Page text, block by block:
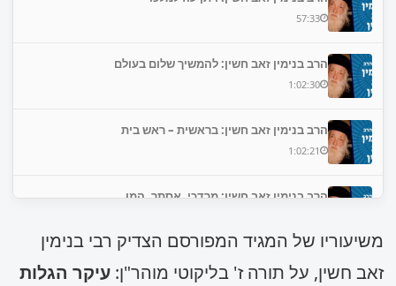
57:33
הרב בנימין זאב חשין: להמשיך שלום בעולם
1:02:30
הרב בנימין זאב חשין: בראשית – ראש בית
1:02:21
הרב בנימין זאב חשין: מרדכי, אסתר, המן
משיעוריו של המגיד המפורסם הצדיק רבי בנימין
זאב חשין, על תורה ז' בליקוטי מוהר"ן: עיקר הגלות